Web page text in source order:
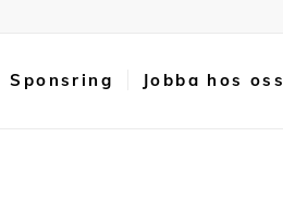
Sponsring Jobba hos oss